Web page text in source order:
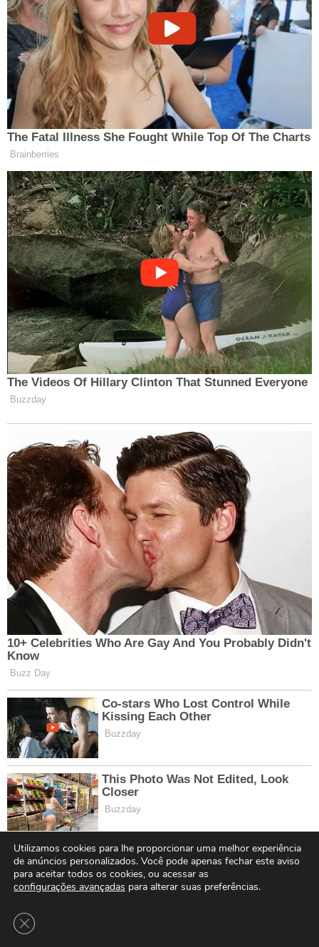
Utilizamos cookies para lhe proporcionar uma melhor experiência
de anúncios personalizados. Você pode apenas fechar este aviso
para aceitar todos os cookies, ou acessar as
configurações avançadas para alterar suas preferências.
Close GDPR Cookie Banner